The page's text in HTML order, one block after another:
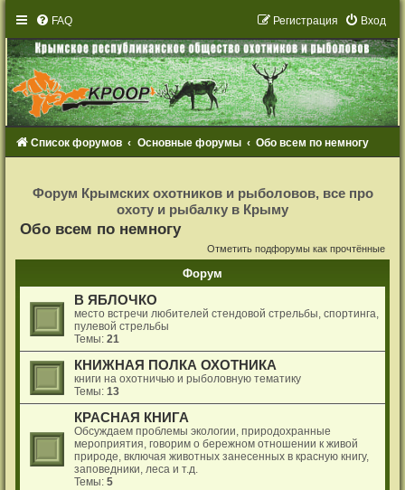
FAQ Вход
Регистрация
Список форумов Основные форумы Обо всем по немногу
с
т
я
Форум Крымских охотников и рыболовов, все про
охоту и рыбалку в Крыму
Обо всем по немногу
Отметить подфорумы как прочтённые
Форум
В ЯБЛОЧКО
место встречи любителей стендовой стрельбы, спортинга,
пулевой стрельбы
Темы:21
КНИЖНАЯ ПОЛКА ОХОТНИКА
книги на охотничью и рыболовную тематику
Темы:13
КРАСНАЯ КНИГА
Обсуждаем проблемы экологии, природохранные
мероприятия, говорим о бережном отношении к живой
природе, включая животных занесенных в красную книгу,
заповедники, леса и т.д.
Темы:5